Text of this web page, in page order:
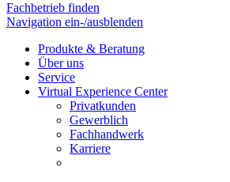
Fachbetrieb finden
Navigation ein-/ausblenden
Produkte & Beratung
Über uns
Service
Virtual Experience Center
Privatkunden
Gewerblich
Fachhandwerk
Karriere